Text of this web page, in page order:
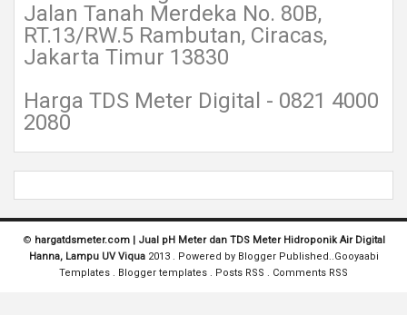
Jalan Tanah Merdeka No. 80B,
RT.13/RW.5 Rambutan, Ciracas,
Jakarta Timur 13830
Harga TDS Meter Digital - 0821 4000
2080
© hargatdsmeter.com | Jual pH Meter dan TDS Meter Hidroponik Air Digital
Hanna, Lampu UV Viqua 2013 . Powered by Blogger Published..Gooyaabi
Templates . Blogger templates . Posts RSS . Comments RSS